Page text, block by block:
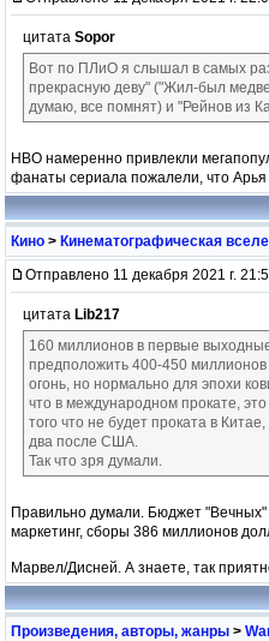
цитата Sopor
Вот по ПЛиО я слышал в самых
прекрасную деву" ("Жил-был
думаю, все помнят) и "Рейнов из
HBO намеренно привлекли
фанаты сериала пожалели, что
Кино > Кинематографическая
Отправлено 11 декабря 2021 г.
цитата Lib217
160 миллионов в первые
предположить 400-450
огонь, но нормально для эпохи
что в международном прокате,
того что не будет проката в
два после США.
Так что зря думали.
Правильно думали. Бюджет
маркетинг, сборы 386 миллионов
Марвел/Дисней. А знаете, так
Произведения, авторы, жанры >